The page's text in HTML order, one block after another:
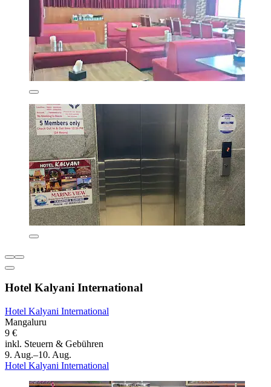
Hotel Kalyani International
Hotel Kalyani International
Mangaluru
9 €
inkl. Steuern & Gebühren
9. Aug.–10. Aug.
Hotel Kalyani International